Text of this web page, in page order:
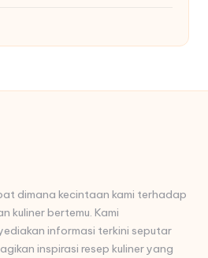
dimana kecintaan kami terhadap
kuliner bertemu. Kami
informasi terkini seputar
inspirasi resep kuliner yang